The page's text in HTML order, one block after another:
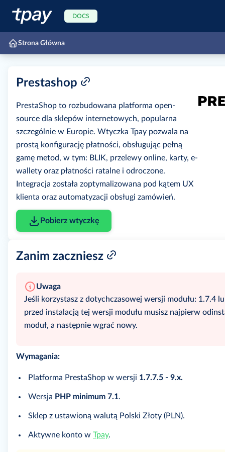
DOCS
Strona Główna
Prestashop
PrestaShop to rozbudowana platforma open-
source dla sklepów internetowych, popularna
szczególnie w Europie. Wtyczka Tpay pozwala na
prostą konfigurację płatności, obsługując pełną
gamę metod, w tym: BLIK, przelewy online, karty, e-
wallety oraz płatności ratalne i odroczone.
Integracja została zoptymalizowana pod kątem UX
klienta oraz automatyzacji obsługi zamówień.
Pobierz wtyczkę
Zanim zaczniesz
Uwaga
Jeśli korzystasz z dotychczasowej wersji modułu: 1.7.4
przed instalacją tej wersji modułu musisz najpierw
moduł, a następnie wgrać nowy.
Wymagania:
Platforma PrestaShop w wersji 1.7.7.5 - 9.x.
Wersja PHP minimum 7.1.
Sklep z ustawioną walutą Polski Złoty (PLN).
Aktywne konto w Tpay.